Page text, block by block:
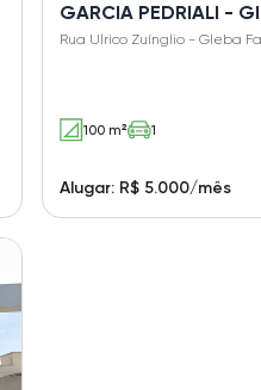
Rua Ulrico Zuínglio - Gleba
100 m² 1
Alugar: R$ 5.000/mês